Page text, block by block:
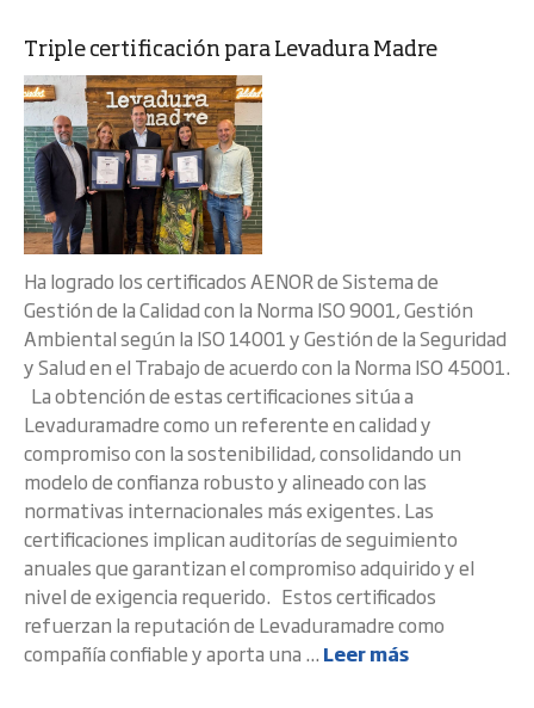
Triple certificación para Levadura Madre
Ha logrado los certificados AENOR de Sistema de
Gestión de la Calidad con la Norma ISO 9001, Gestión
Ambiental según la ISO 14001 y Gestión de la Seguridad
y Salud en el Trabajo de acuerdo con la Norma ISO 45001.
La obtención de estas certificaciones sitúa a
Levaduramadre como un referente en calidad y
compromiso con la sostenibilidad, consolidando un
modelo de confianza robusto y alineado con las
normativas internacionales más exigentes. Las
certificaciones implican auditorías de seguimiento
anuales que garantizan el compromiso adquirido y el
nivel de exigencia requerido. Estos certificados
refuerzan la reputación de Levaduramadre como
compañía confiable y aporta una ... Leer más